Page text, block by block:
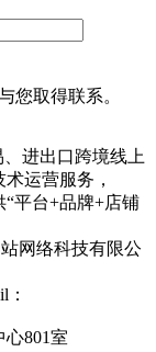
您取得联系。
进出口跨境线上
运营服务，
平台+品牌+店铺
网络科技有限公
801室